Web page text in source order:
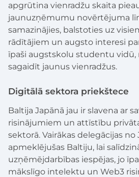
apgrūtina vienradžu skaita
jaunuzņēmumu novērtējuma
samazinājies, balstoties uz
rādītājiem un augsto interesi
īpaši augstskolu studentu vidū,
sagaidīt jaunus vienradžus.
Digitālā sektora priekštece
Baltija Japānā jau ir slavena ar
risinājumiem un attīstību
sektorā. Vairākas delegācijas no
apmeklējušas Baltiju, lai
uzņēmējdarbības iespējas, jo
mākslīgo intelektu un Web3